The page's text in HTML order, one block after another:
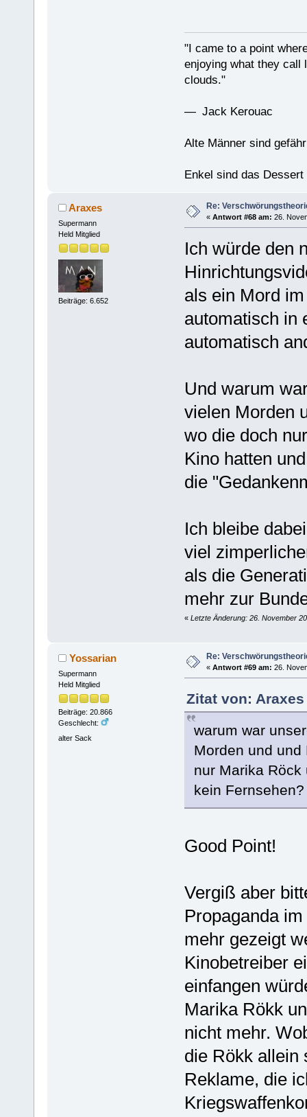
"I came to a point
enjoying what they call
clouds."
— Jack Kerouac
Alte Männer sind
Enkel sind das Dessert
Araxes
Supermann
Held Mitglied
Beiträge: 6.652
Re:
« Antwort #68 am: 26.
Ich würde den
als ein Mord
automatisch in
automatisch
Und warum
vielen Morden
wo die doch
Kino hatten
die
Ich bleibe
viel
als die
mehr zur
« Letzte Änderung: 26. November
Yossarian
Supermann
Held Mitglied
Beiträge: 20.866
Geschlecht:
alter Sack
Re:
« Antwort #69 am: 26.
Zitat von: Araxes
warum war
Morden und
nur Marika
kein Fernsehen?
Good Point!
Vergiß aber
Propaganda
mehr gezeigt
Kinobetreiber
einfangen
Marika Rökk
nicht mehr.
die Rökk allein
Reklame, die